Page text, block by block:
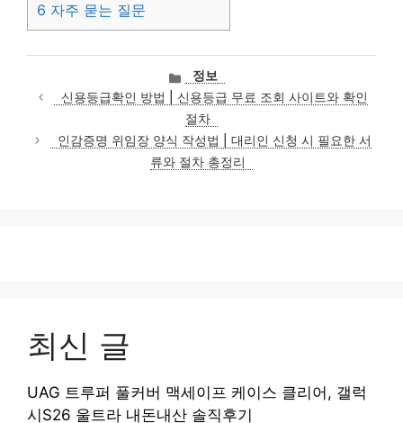
6 자주 묻는 질문
카
테
고
리
정보
신용등급확인 방법 | 신용등급 무료 조회 사이트와 확인
절차
인감증명 위임장 양식 작성법 | 대리인 신청 시 필요한 서
류와 절차 총정리
최신 글
UAG 트루퍼 풀커버 맥세이프 케이스 클리어, 갤럭
시S26 울트라 내돈내산 솔직후기